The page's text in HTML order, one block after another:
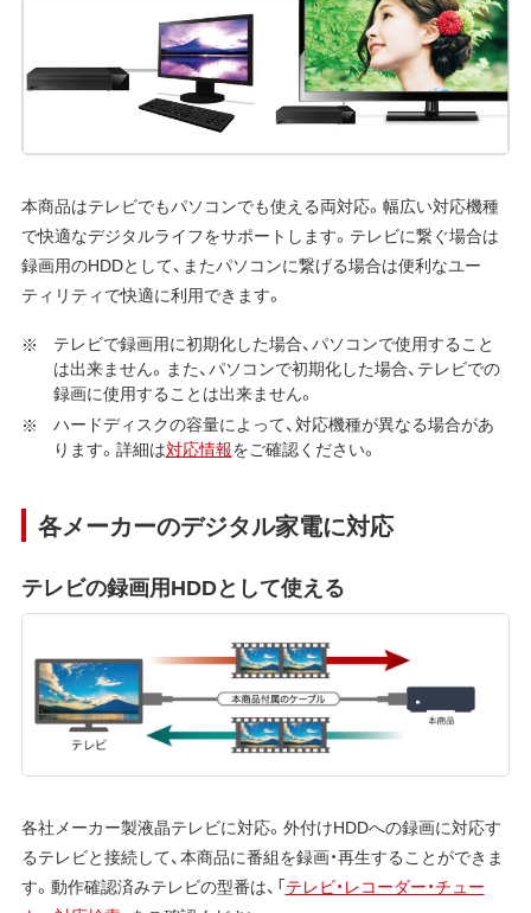
本商品はテレビでもパソコンでも使える両対応。幅広い対応機種
で快適なデジタルライフをサポートします。テレビに繋ぐ場合は
録画用のHDDとして、またパソコンに繋げる場合は便利なユー
ティリティで快適に利用できます。
テレビで録画用に初期化した場合、パソコンで使用すること
は出来ません。また、パソコンで初期化した場合、テレビでの
録画に使用することは出来ません。
ハードディスクの容量によって、対応機種が異なる場合があ
ります。詳細は対応情報をご確認ください。
各メーカーのデジタル家電に対応
テレビの録画用HDDとして使える
各社メーカー製液晶テレビに対応。外付けHDDへの録画に対応す
るテレビと接続して、本商品に番組を録画・再生することができま
す。動作確認済みテレビの型番は、「テレビ・レコーダー・チュー